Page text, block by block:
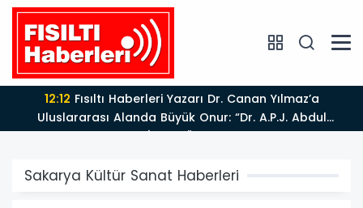
12:12
Uluslararası Alanda Büyük Onur: “Dr. A.P.J. Abdul
Kalam İlham Ödülü 2026”
Sakarya Kültür Sanat Haberleri